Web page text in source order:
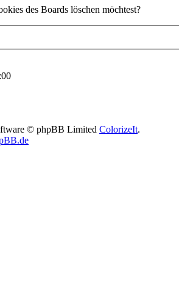
des Boards löschen möchtest?
© phpBB Limited ColorizeIt.